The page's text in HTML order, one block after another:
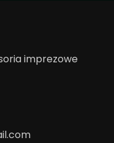
imprezowe